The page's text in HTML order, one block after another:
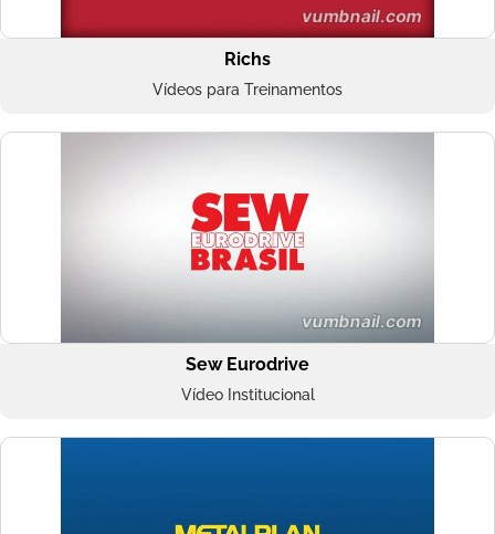
Richs
Vídeos para Treinamentos
Sew Eurodrive
Vídeo Institucional